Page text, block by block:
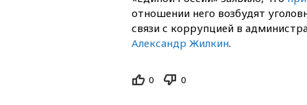
отношении него возбудят
связи с коррупцией в
Александр Жилкин.
0 0